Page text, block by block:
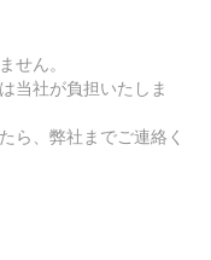
せん。
当社が負担いたしま
ら、弊社までご連絡く